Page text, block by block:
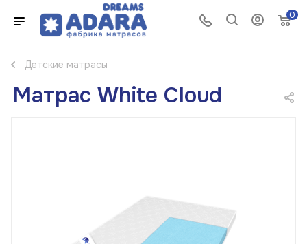
0
Детские матрасы
Матрас White Cloud